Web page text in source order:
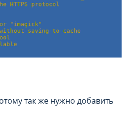
так же нужно добавить